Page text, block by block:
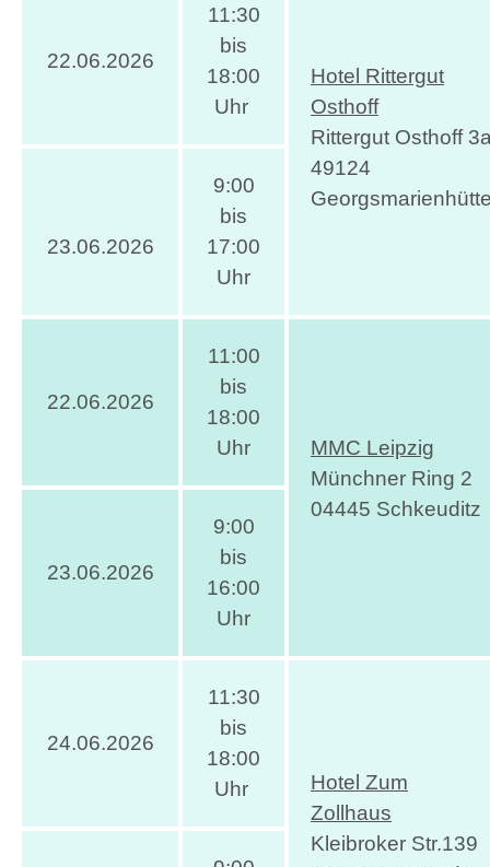
22.06.2026
11:30
bis
18:00
Uhr
Hotel Rittergut
Osthoff
Rittergut Osthoff
49124
23.06.2026
9:00
bis
17:00
Uhr
22.06.2026
11:00
bis
18:00
Uhr
MMC Leipzig
Münchner Ring 2
04445 Schkeuditz
23.06.2026
9:00
bis
16:00
Uhr
24.06.2026
11:30
bis
18:00
Uhr
Hotel Zum
Zollhaus
Kleibroker Str.139